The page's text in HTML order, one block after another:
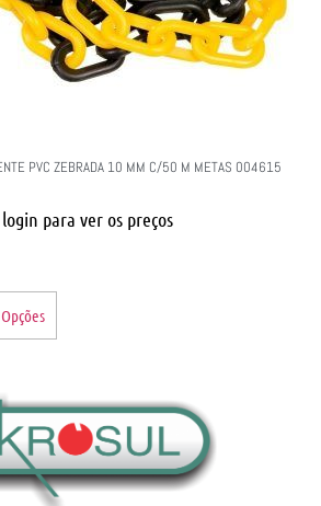
PVC ZEBRADA 10 MM C/50 M METAS 004615
login para ver os preços